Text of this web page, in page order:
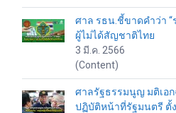
ศาล รธน.ชี้ขาดคำว่า “
ผู้ไม่ได้สัญชาติไทย
3 มี.ค. 2566
(Content)
ศาลรัฐธรรมนูญ มติเอก
ปฏิบัติหน้าที่รัฐมนตรี ตั้